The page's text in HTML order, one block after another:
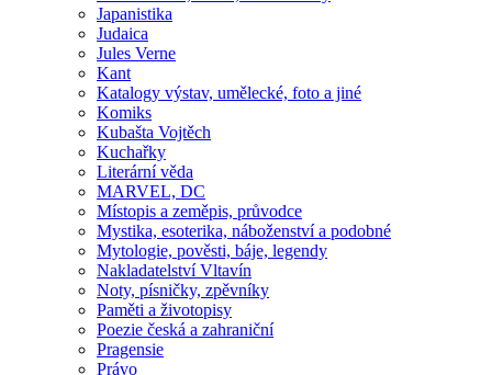
Japanistika
Judaica
Jules Verne
Kant
Katalogy výstav, umělecké, foto a jiné
Komiks
Kubašta Vojtěch
Kuchařky
Literární věda
MARVEL, DC
Místopis a zeměpis, průvodce
Mystika, esoterika, náboženství a podobné
Mytologie, pověsti, báje, legendy
Nakladatelství Vltavín
Noty, písničky, zpěvníky
Paměti a životopisy
Poezie česká a zahraniční
Pragensie
Právo